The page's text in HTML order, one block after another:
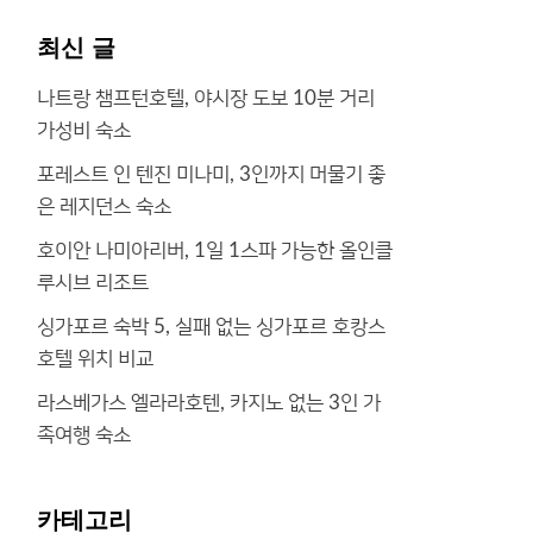
최신 글
나트랑 챔프턴호텔, 야시장 도보 10분 거리
가성비 숙소
포레스트 인 텐진 미나미, 3인까지 머물기 좋
은 레지던스 숙소
호이안 나미아리버, 1일 1스파 가능한 올인클
루시브 리조트
싱가포르 숙박 5, 실패 없는 싱가포르 호캉스
호텔 위치 비교
라스베가스 엘라라호텐, 카지노 없는 3인 가
족여행 숙소
카테고리